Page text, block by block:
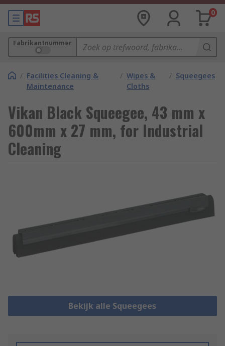
0
Fabrikantnummer
/ Facilities Cleaning &
Maintenance
/ Wipes &
Cloths
/ Squeegees
Vikan Black Squeegee, 43 mm x
600mm x 27 mm, for Industrial
Cleaning
Bekijk alle Squeegees